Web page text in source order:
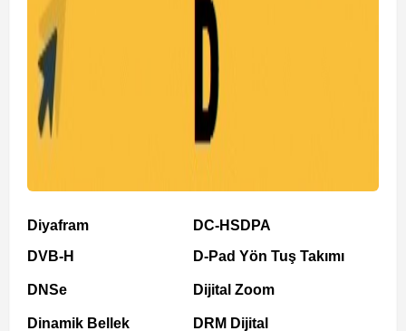
Diyafram
DVB-H
DNSe
Dinamik Bellek
DC-HSDPA
D-Pad Yön Tuş Takımı
Dijital Zoom
DRM Dijital